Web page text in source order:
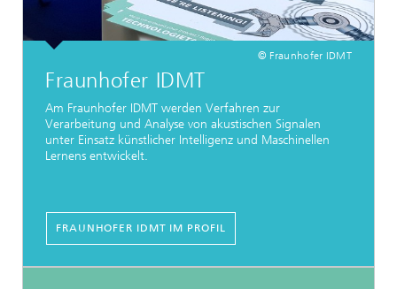
© Fraunhofer IDMT
Fraunhofer IDMT
Am Fraunhofer IDMT werden Verfahren zur
Verarbeitung und Analyse von akustischen Signalen
unter Einsatz künstlicher Intelligenz und Maschinellen
Lernens entwickelt.
FRAUNHOFER IDMT IM PROFIL